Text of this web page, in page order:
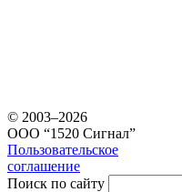
© 2003–2026
ООО “1520 Сигнал”
Пользовательское
соглашение
Поиск по сайту